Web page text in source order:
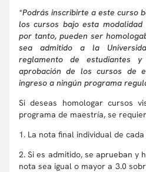
*Podrás inscribirte a este curso
los cursos bajo esta
por tanto, pueden ser
sea admitido a la
reglamento de estudiantes y
aprobación de los cursos de
ingreso a ningún programa
Si deseas homologar cursos
programa de maestría, se
1. La nota final individual de
2. Si es admitido, se aprueban y
nota sea igual o mayor a 3.0